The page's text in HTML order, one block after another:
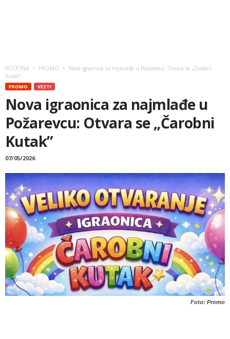
POČETNA PROMO
Nova igraonica za najmlađe u Požarevcu: Otvara se „Čarobni
Kutak”
PROMO VESTI
Nova igraonica za najmlađe u
Požarevcu: Otvara se „Čarobni
Kutak”
07/05/2026
Foto: Promo